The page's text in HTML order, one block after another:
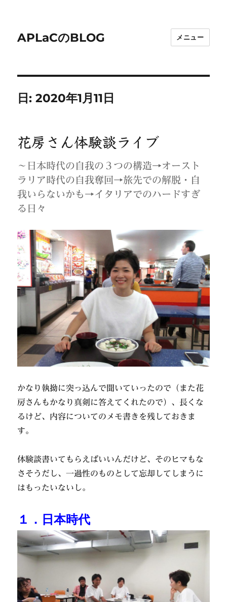
APLaCのBLOG メニュー
日:2020年1月11日
花房さん体験談ライブ
～日本時代の自我の３つの構造→オースト
ラリア時代の自我奪回→旅先での解脱・自
我いらないかも→イタリアでのハードすぎ
る日々
かなり執拗に突っ込んで聞いていったので（また花
房さんもかなり真剣に答えてくれたので）、長くな
るけど、内容についてのメモ書きを残しておきま
す。
体験談書いてもらえばいいんだけど、そのヒマもな
さそうだし、一過性のものとして忘却してしまうに
はもったいないし。
１．日本時代